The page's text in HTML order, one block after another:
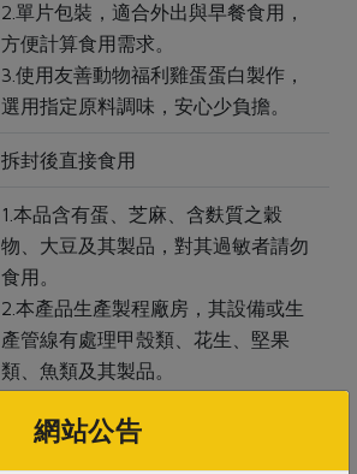
2.單片包裝，適合外出與早餐食用，
方便計算食用需求。
3.使用友善動物福利雞蛋蛋白製作，
選用指定原料調味，安心少負擔。
拆封後直接食用
1.本品含有蛋、芝麻、含麩質之穀
物、大豆及其製品，對其過敏者請勿
食用。
2.本產品生產製程廠房，其設備或生
產管線有處理甲殼類、花生、堅果
類、魚類及其製品。
請冷藏保存。
網站公告